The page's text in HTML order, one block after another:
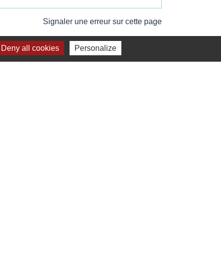
Signaler une erreur sur cette page
Deny all cookies Personalize